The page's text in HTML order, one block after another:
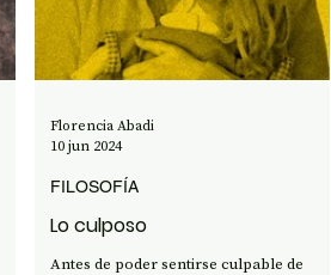
Lo culposo
Antes de poder sentirse culpable de
FILOSOFÍA
Florencia Abadi
10 jun 2024